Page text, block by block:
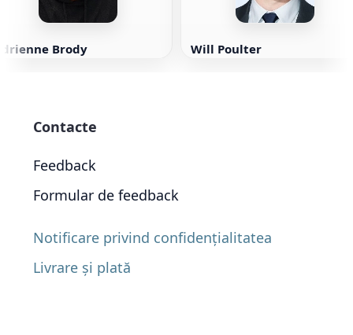
Brody Will Poulter
Contacte
Feedback
Formular de feedback
Notificare privind confidențialitatea
Livrare și plată